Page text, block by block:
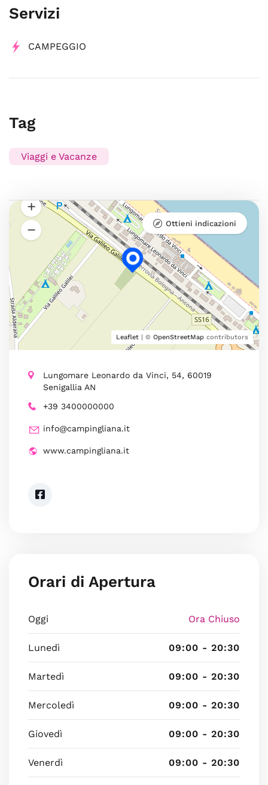
Servizi
CAMPEGGIO
Tag
Viaggi e Vacanze
Leaflet | © OpenStreetMap contributors
Ottieni indicazioni
Lungomare Leonardo da Vinci, 54, 60019
Senigallia AN
+39 3400000000
info@campingliana.it
www.campingliana.it
Orari di Apertura
Oggi Ora Chiuso
Lunedì 09:00 - 20:30
Martedì 09:00 - 20:30
Mercoledì 09:00 - 20:30
Giovedì 09:00 - 20:30
Venerdì 09:00 - 20:30